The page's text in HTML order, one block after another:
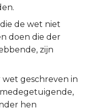
de wet niet
doen die der
zijn
geschreven in
hen